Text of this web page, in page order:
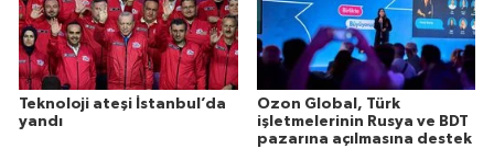
Teknoloji ateşi İstanbul’da
yandı
Ozon Global, Türk
işletmelerinin Rusya ve BDT
pazarına açılmasına destek